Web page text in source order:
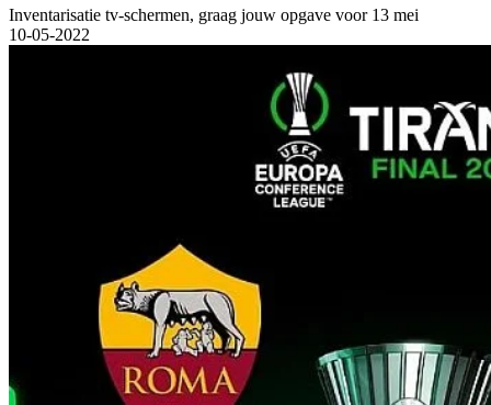
Inventarisatie tv-schermen, graag jouw opgave voor 13 mei
10-05-2022